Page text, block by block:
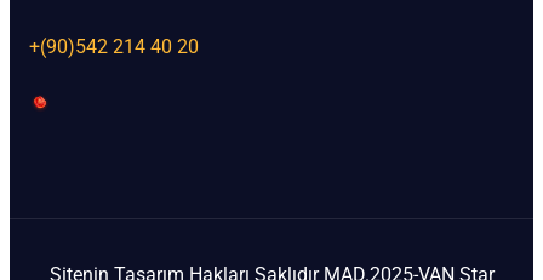
+(90)542 214 40 20
Sitenin Tasarım Hakları Saklıdır MAD.2025-VAN Star